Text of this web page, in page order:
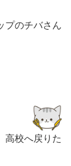
プのチバさん
高校へ戻りた